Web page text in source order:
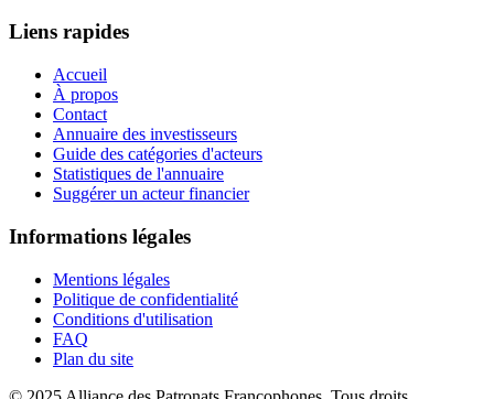
Liens rapides
Accueil
À propos
Contact
Annuaire des investisseurs
Guide des catégories d'acteurs
Statistiques de l'annuaire
Suggérer un acteur financier
Informations légales
Mentions légales
Politique de confidentialité
Conditions d'utilisation
FAQ
Plan du site